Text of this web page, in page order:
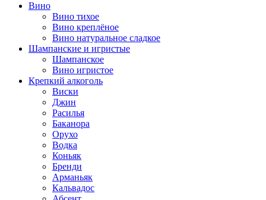
Вино
Вино тихое
Вино креплёное
Вино натуральное сладкое
Шампанские и игристые
Шампанское
Вино игристое
Крепкий алкоголь
Виски
Джин
Расилья
Баканора
Орухо
Водка
Коньяк
Бренди
Арманьяк
Кальвадос